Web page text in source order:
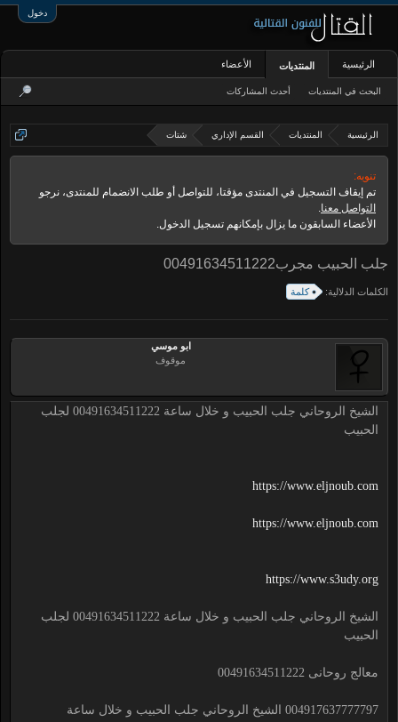
دخول
الرئيسية المنتديات القسم الإداري شتات
تنويه:
تم إيقاف التسجيل في المنتدى مؤقتا، للتواصل أو طلب الانضمام للمنتدى، نرجو
التواصل معنا.
الأعضاء السابقون ما يزال بإمكانهم تسجيل الدخول.
جلب الحبيب مجرب00491634511222
الكلمات الدلالية: كلمة
ابو موسي
موقوف
الشيخ الروحاني جلب الحبيب و خلال ساعة 00491634511222 لجلب
الحبيب
https://www.eljnoub.com
https://www.eljnoub.com
https://www.s3udy.org
الشيخ الروحاني جلب الحبيب و خلال ساعة 00491634511222 لجلب
الحبيب
معالج روحانى 00491634511222
004917637777797 الشيخ الروحاني جلب الحبيب و خلال ساعة
الرئيسية المنتديات
البحث في المنتديات أحدث المشاركات
الأعضاء